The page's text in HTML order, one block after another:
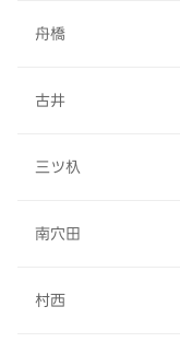
舟橋
古井
三ツ杁
南穴田
村西